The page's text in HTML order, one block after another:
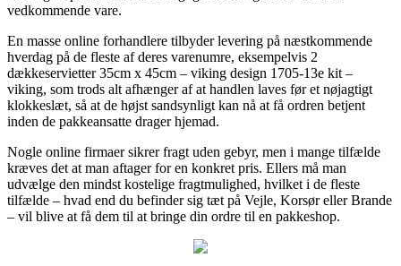
vedkommende vare.
En masse online forhandlere tilbyder levering på næstkommende
hverdag på de fleste af deres varenumre, eksempelvis 2
dækkeservietter 35cm x 45cm – viking design 1705-13e kit –
viking, som trods alt afhænger af at handlen laves før et nøjagtigt
klokkeslæt, så at de højst sandsynligt kan nå at få ordren betjent
inden de pakkeansatte drager hjemad.
Nogle online firmaer sikrer fragt uden gebyr, men i mange tilfælde
kræves det at man aftager for en konkret pris. Ellers må man
udvælge den mindst kostelige fragtmulighed, hvilket i de fleste
tilfælde – hvad end du befinder sig tæt på Vejle, Korsør eller Brande
– vil blive at få dem til at bringe din ordre til en pakkeshop.